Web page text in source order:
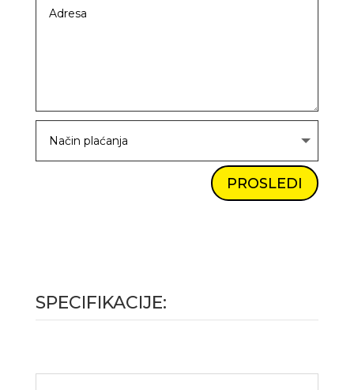
PROSLEDI
SPECIFIKACIJE: